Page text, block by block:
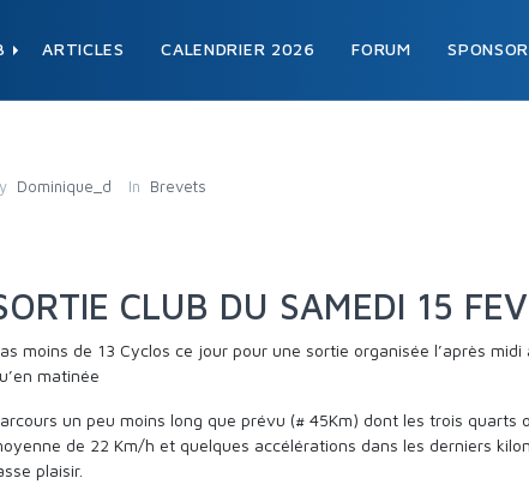
ARTICLES CALENDRIER 2026 FORUM
Dominique_d In Brevets
CLUB DU SAMEDI 15
moins de 13 Cyclos ce jour pour une sortie organisée l’après
matinée
un peu moins long que prévu (# 45Km) dont les trois
de 22 Km/h et quelques accélérations dans les derniers
plaisir.